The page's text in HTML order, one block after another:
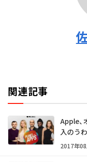
関連記事
Apple、
入のう
2017年